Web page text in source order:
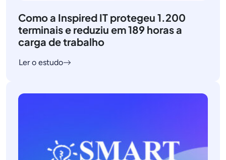
Como a Inspired IT protegeu 1.200
terminais e reduziu em 189 horas a
carga de trabalho
Ler o estudo